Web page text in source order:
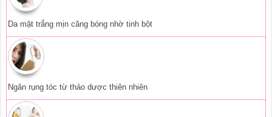
Da mặt trắng mịn căng bóng nhờ tinh bột
Ngăn rụng tóc từ thảo dược thiên nhiên